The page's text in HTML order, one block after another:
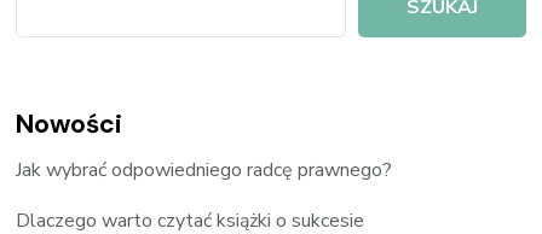
SZUKAJ
Nowości
Jak wybrać odpowiedniego radcę prawnego?
Dlaczego warto czytać książki o sukcesie